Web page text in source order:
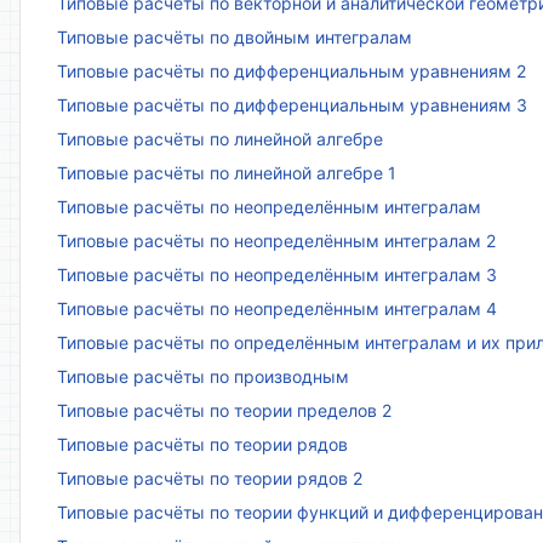
Типовые расчёты по двойным интегралам
Типовые расчёты по дифференциальным уравнениям 2
Типовые расчёты по дифференциальным уравнениям 3
Типовые расчёты по линейной алгебре
Типовые расчёты по линейной алгебре 1
Типовые расчёты по неопределённым интегралам
Типовые расчёты по неопределённым интегралам 2
Типовые расчёты по неопределённым интегралам 3
Типовые расчёты по неопределённым интегралам 4
Типовые расчёты по определённым интегралам и их
Типовые расчёты по производным
Типовые расчёты по теории пределов 2
Типовые расчёты по теории рядов
Типовые расчёты по теории рядов 2
Типовые расчёты по теории функций и